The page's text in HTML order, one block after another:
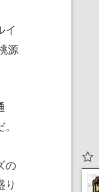
イ
源
の
り